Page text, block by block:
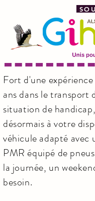
Fort d'une
ans dans le transport
situation de
désormais à votre
véhicule adapté avec
PMR équipé de
la journée, un
besoin.